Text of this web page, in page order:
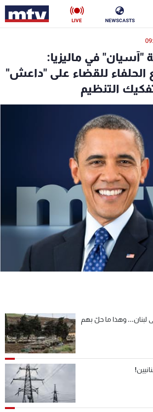
NEWSCASTS
LIVE
"آسيان" في ماليزيا:
للقضاء على "داعش"
التنظيم
لبنان... وهذا ما حلّ بهم
ناس
فن
رياضة